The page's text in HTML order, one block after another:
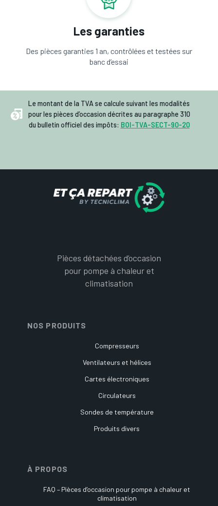
Les garanties
Des pièces garanties 1 an, contrôlées et testées sur
banc d’essai
Le montant de la TVA se calcule suivant les modalités
pour les pièces d’occasion décrites au paragraphe 310
du bulletin officiel des impôts: BOI-TVA-SECT-90-20
Pièces détachées d’occasion
pour pompe à chaleur et
climatisation
NOS PRODUITS
Compresseurs
Ventilateurs et hélices
Cartes électroniques
Circulateurs
Sondes de température
Produits divers
À PROPOS
FAQ – Pièces d’occasion pour pompe à chaleur et
climatisation